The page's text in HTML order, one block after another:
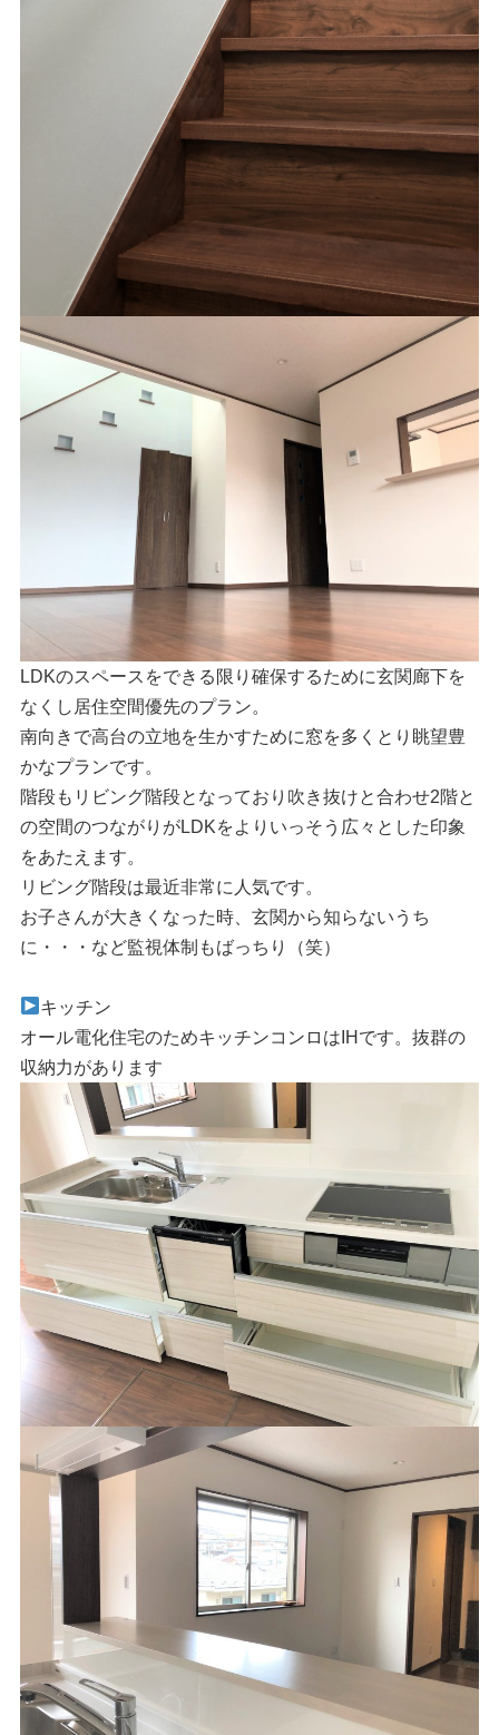
LDKのスペースをできる限り確保するために玄関廊下を
なくし居住空間優先のプラン。
南向きで高台の立地を生かすために窓を多くとり眺望豊
かなプランです。
階段もリビング階段となっており吹き抜けと合わせ2階と
の空間のつながりがLDKをよりいっそう広々とした印象
をあたえます。
リビング階段は最近非常に人気です。
お子さんが大きくなった時、玄関から知らないうち
に・・・など監視体制もばっちり（笑）
キッチン
オール電化住宅のためキッチンコンロはIHです。抜群の
収納力があります